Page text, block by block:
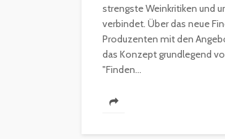
strengste Weinkritiken und
verbindet. Über das neue
Produzenten mit den
das Konzept grundlegend
"Finden...